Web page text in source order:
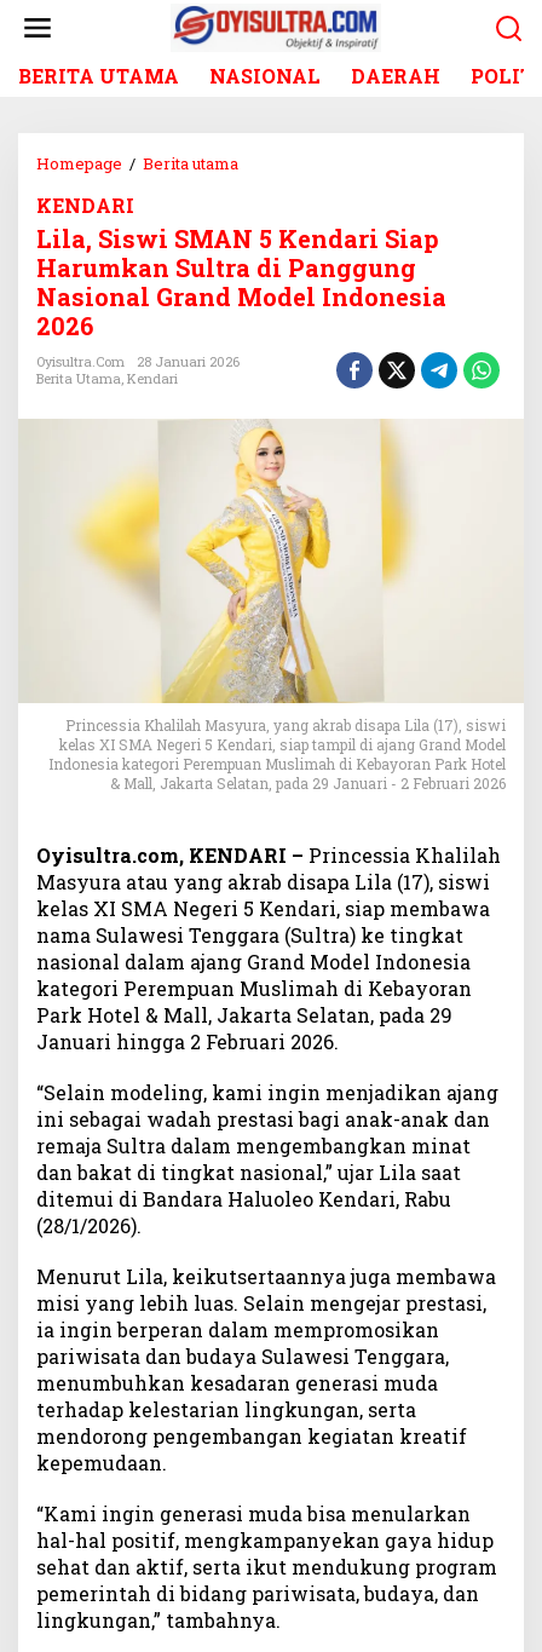
BERITA UTAMA NASIONAL DAERAH
Homepage / Berita utama
a
,
S
i
w
M
A
N
5
K
e
n
d
a
r
i
S
i
a
p
H
u
m
k
a
n
S
u
l
a
d
i
P
a
g
u
n
g
N
a
s
i
a
l
G
r
a
KENDARI
Lila, Siswi SMAN 5 Kendari Siap
Harumkan Sultra di Panggung
Nasional Grand Model Indonesia
2026
Oyisultra.com
28 Januari 2026
Berita Utama, Kendari
Princessia Khalilah Masyura, yang akrab disapa Lila (17), siswi
kelas XI SMA Negeri 5 Kendari, siap tampil di ajang Grand Model
Indonesia kategori Perempuan Muslimah di Kebayoran Park Hotel
& Mall, Jakarta Selatan, pada 29 Januari - 2 Februari 2026
Oyisultra.com, KENDARI – Princessia Khalilah
Masyura atau yang akrab disapa Lila (17), siswi
kelas XI SMA Negeri 5 Kendari, siap membawa
nama Sulawesi Tenggara (Sultra) ke tingkat
nasional dalam ajang Grand Model Indonesia
kategori Perempuan Muslimah di Kebayoran
Park Hotel & Mall, Jakarta Selatan, pada 29
Januari hingga 2 Februari 2026.
“Selain modeling, kami ingin menjadikan ajang
ini sebagai wadah prestasi bagi anak-anak dan
remaja Sultra dalam mengembangkan minat
dan bakat di tingkat nasional,” ujar Lila saat
ditemui di Bandara Haluoleo Kendari, Rabu
(28/1/2026).
Menurut Lila, keikutsertaannya juga membawa
misi yang lebih luas. Selain mengejar prestasi,
ia ingin berperan dalam mempromosikan
pariwisata dan budaya Sulawesi Tenggara,
menumbuhkan kesadaran generasi muda
terhadap kelestarian lingkungan, serta
mendorong pengembangan kegiatan kreatif
kepemudaan.
“Kami ingin generasi muda bisa menularkan
hal-hal positif, mengkampanyekan gaya hidup
sehat dan aktif, serta ikut mendukung program
pemerintah di bidang pariwisata, budaya, dan
lingkungan,” tambahnya.